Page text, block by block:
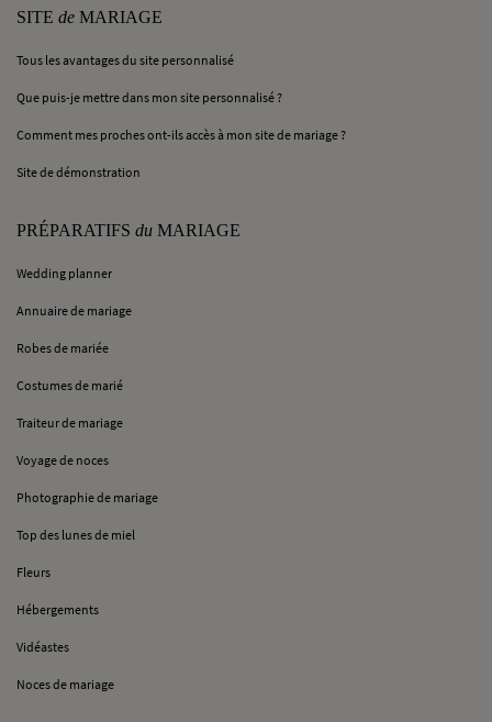
SITE de MARIAGE
Tous les avantages du site personnalisé
Que puis-je mettre dans mon site personnalisé ?
Comment mes proches ont-ils accès à mon site de mariage ?
Site de démonstration
PRÉPARATIFS du MARIAGE
Wedding planner
Annuaire de mariage
Robes de mariée
Costumes de marié
Traiteur de mariage
Voyage de noces
Photographie de mariage
Top des lunes de miel
Fleurs
Hébergements
Vidéastes
Noces de mariage